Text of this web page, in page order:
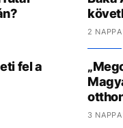
fel a
2
3